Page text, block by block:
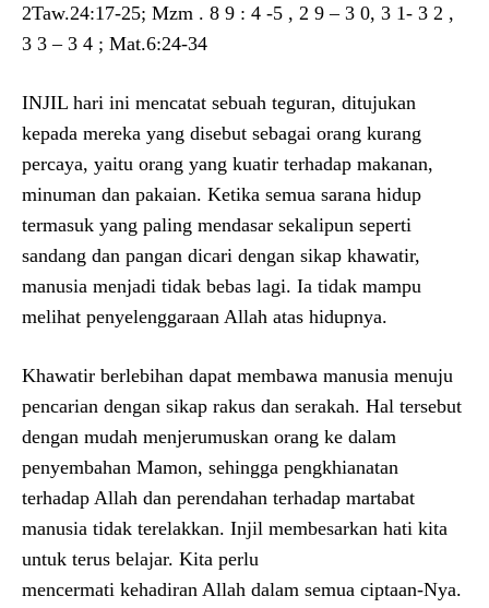
2Taw.24:17-25; Mzm . 8 9 : 4 -5 , 2 9 – 3 0, 3 1- 3 2 ,
3 3 – 3 4 ; Mat.6:24-34
INJIL hari ini mencatat sebuah teguran, ditujukan
kepada mereka yang disebut sebagai orang kurang
percaya, yaitu orang yang kuatir terhadap makanan,
minuman dan pakaian. Ketika semua sarana hidup
termasuk yang paling mendasar sekalipun seperti
sandang dan pangan dicari dengan sikap khawatir,
manusia menjadi tidak bebas lagi. Ia tidak mampu
melihat penyelenggaraan Allah atas hidupnya.
Khawatir berlebihan dapat membawa manusia menuju
pencarian dengan sikap rakus dan serakah. Hal tersebut
dengan mudah menjerumuskan orang ke dalam
penyembahan Mamon, sehingga pengkhianatan
terhadap Allah dan perendahan terhadap martabat
manusia tidak terelakkan. Injil membesarkan hati kita
untuk terus belajar. Kita perlu
mencermati kehadiran Allah dalam semua ciptaan-Nya.